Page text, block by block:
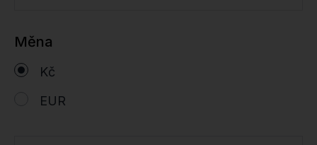
Měna
Kč
EUR